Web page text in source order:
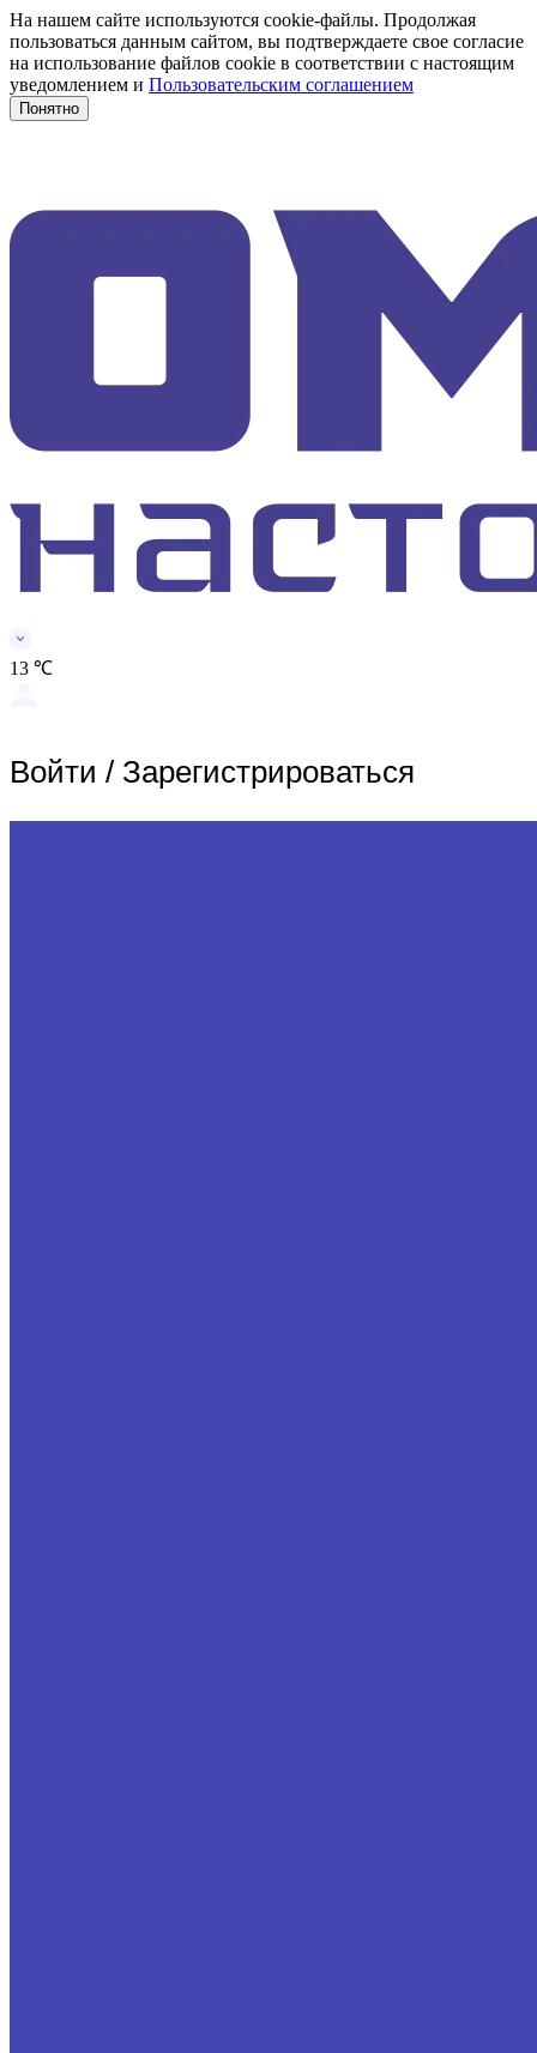
На нашем сайте используются cookie-файлы. Продолжая
пользоваться данным сайтом, вы подтверждаете свое согласие
на использование файлов cookie в соответствии с настоящим
уведомлением и Пользовательским соглашением
Понятно
13 ℃
Войти / Зарегистрироваться